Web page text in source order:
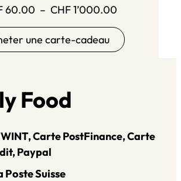
60.00 – CHF1’000.00
de
prix :
une carte-cadeau
Food
Carte PostFinance, Carte
Paypal
Poste Suisse